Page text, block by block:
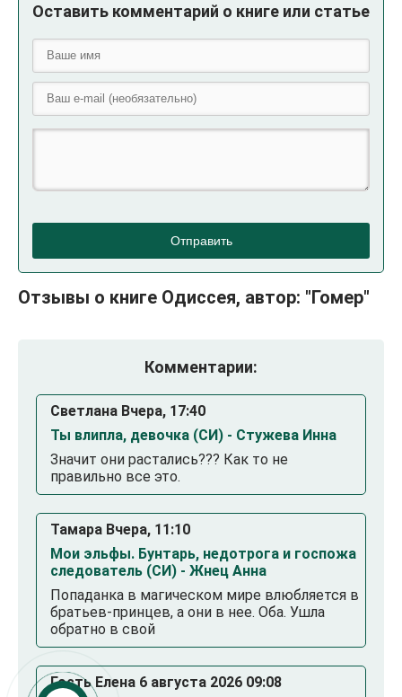
Оставить комментарий о книге или статье
Отправить
Отзывы о книге Одиссея, автор: "Гомер"
Комментарии:
Светлана Вчера, 17:40
Ты влипла, девочка (СИ) - Стужева Инна
Значит они растались??? Как то не
правильно все это.
Тамара Вчера, 11:10
Мои эльфы. Бунтарь, недотрога и госпожа
следователь (СИ) - Жнец Анна
Попаданка в магическом мире влюбляется в
братьев-принцев, а они в нее. Оба. Ушла
обратно в свой
Гость Елена 6 августа 2026 09:08